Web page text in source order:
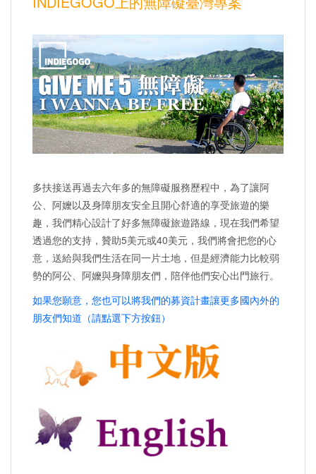
多扶接送再過去六年多的無障礙服務歷程中，為了讓阿
公、阿嬤以及身障朋友安全且開心舒適的享受旅遊的樂
趣，我們精心設計了好多無障礙旅遊路線，現在我們希望
透過您的支持，贊助5美元或40美元，我們將會把您的心
意，送給與我們生活在同一片土地，但是經濟能力比較弱
勢的阿公、阿嬤與身障朋友們，陪伴他們安心出門旅行。
如果您願意，您也可以將我們的募資計畫讓更多國內外的
朋友們知道（請點選下方按鈕）